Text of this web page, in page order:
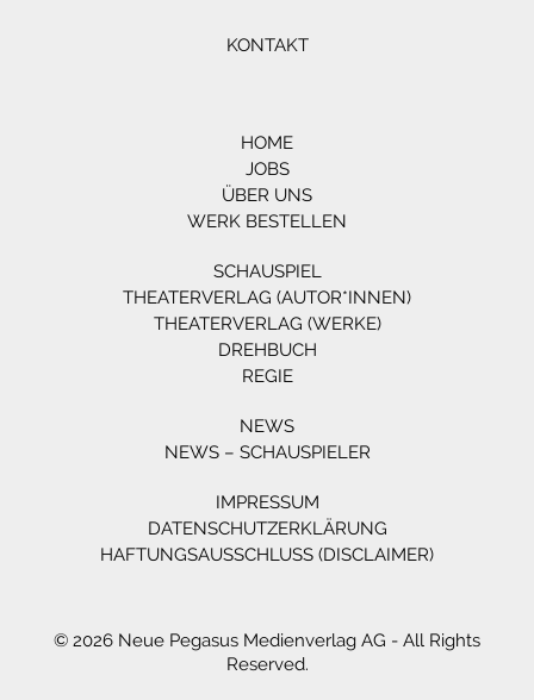
KONTAKT
HOME
JOBS
ÜBER UNS
WERK BESTELLEN
SCHAUSPIEL
THEATERVERLAG (AUTOR*INNEN)
THEATERVERLAG (WERKE)
DREHBUCH
REGIE
NEWS
NEWS – SCHAUSPIELER
IMPRESSUM
DATENSCHUTZERKLÄRUNG
HAFTUNGSAUSSCHLUSS (DISCLAIMER)
© 2026 Neue Pegasus Medienverlag AG - All Rights
Reserved.